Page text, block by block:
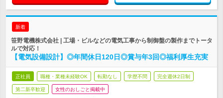
新着
笹野電機株式会社 | 工場・ビルなどの電気工事から制御盤の製作までトータ
ルで対応！
【電気設備設計】◎年間休日120日◎賞与年3回◎福利厚生充実
正社員 職種・業種未経験OK 転勤なし 学歴不問 完全週休2日制
第二新卒歓迎 女性のおしごと掲載中